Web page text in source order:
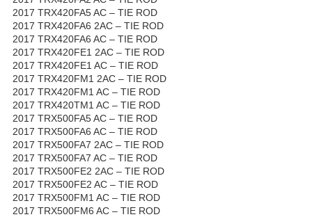
2017 TRX420FA5 AC – TIE ROD
2017 TRX420FA6 2AC – TIE ROD
2017 TRX420FA6 AC – TIE ROD
2017 TRX420FE1 2AC – TIE ROD
2017 TRX420FE1 AC – TIE ROD
2017 TRX420FM1 2AC – TIE ROD
2017 TRX420FM1 AC – TIE ROD
2017 TRX420TM1 AC – TIE ROD
2017 TRX500FA5 AC – TIE ROD
2017 TRX500FA6 AC – TIE ROD
2017 TRX500FA7 2AC – TIE ROD
2017 TRX500FA7 AC – TIE ROD
2017 TRX500FE2 2AC – TIE ROD
2017 TRX500FE2 AC – TIE ROD
2017 TRX500FM1 AC – TIE ROD
2017 TRX500FM6 AC – TIE ROD